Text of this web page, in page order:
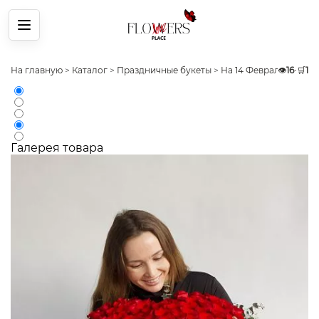
Меню
На главную > Каталог > Праздничные букеты > На 14 Февраля>
👁️16• 🛒1
Галерея товара